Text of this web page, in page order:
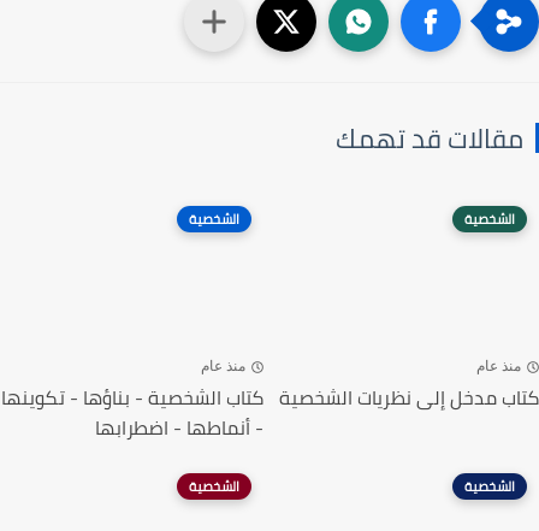
مقالات قد تهمك
الشخصية
منذ عام
كتاب مدخل إلى نظريات الشخصية‎
الشخصية
منذ عام
كتاب الشخصية - بناؤها - تكوينها
- أنماطها - اضطرابها
الشخصية الشخصية